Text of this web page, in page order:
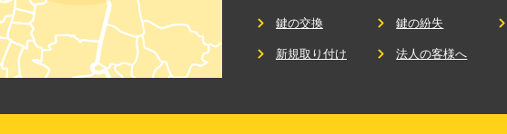
鍵の交換
新規取り付け
鍵の紛失
法人の客様へ